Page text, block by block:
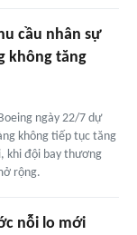
cầu nhân sự
không tăng
ngày 22/7 dự
không tiếp tục tăng
khi đội bay thương
rộng.
nỗi lo mới